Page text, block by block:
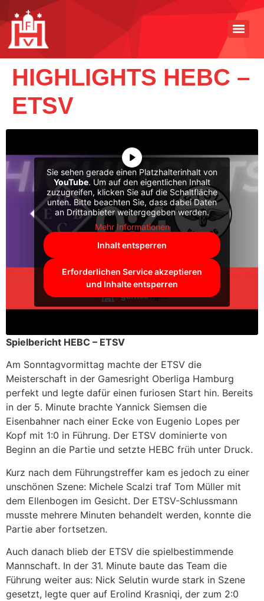
HIGHLIGHTS HEBC –
ETSV
Sie sehen gerade einen Platzhalterinhalt von
YouTube. Um auf den eigentlichen Inhalt
zuzugreifen, klicken Sie auf die Schaltfläche
unten. Bitte beachten Sie, dass dabei Daten
an Drittanbieter weitergegeben werden.
Mehr Informationen
Inhalt entsperren
Erforderlichen Service akzeptieren
und Inhalte entsperren
Spielbericht HEBC – ETSV
Am Sonntagvormittag machte der ETSV die
Meisterschaft in der Gamesright Oberliga Hamburg
perfekt und legte dafür einen furiosen Start hin. Bereits
in der 5. Minute brachte Yannick Siemsen die
Eisenbahner nach einer Ecke von Eugenio Lopes per
Kopf mit 1:0 in Führung. Der ETSV dominierte von
Beginn an die Partie und setzte HEBC früh unter Druck.
Kurz nach dem Führungstreffer kam es jedoch zu einer
unschönen Szene: Michele Scalzi traf Tom Müller mit
dem Ellenbogen im Gesicht. Der ETSV-Schlussmann
musste mehrere Minuten behandelt werden, konnte die
Partie aber fortsetzen.
Auch danach blieb der ETSV die spielbestimmende
Mannschaft. In der 31. Minute baute das Team die
Führung weiter aus: Nick Selutin wurde stark in Szene
gesetzt, legte quer auf Erolind Krasniqi, der zum 2:0